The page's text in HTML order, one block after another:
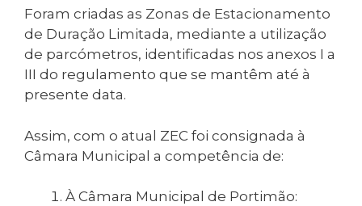
Foram criadas as Zonas de Estacionamento
de Duração Limitada, mediante a utilização
de parcómetros, identificadas nos anexos I a
III do regulamento que se mantêm até à
presente data.
Assim, com o atual ZEC foi consignada à
Câmara Municipal a competência de:
À Câmara Municipal de Portimão: